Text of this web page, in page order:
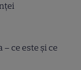
– ce este și ce